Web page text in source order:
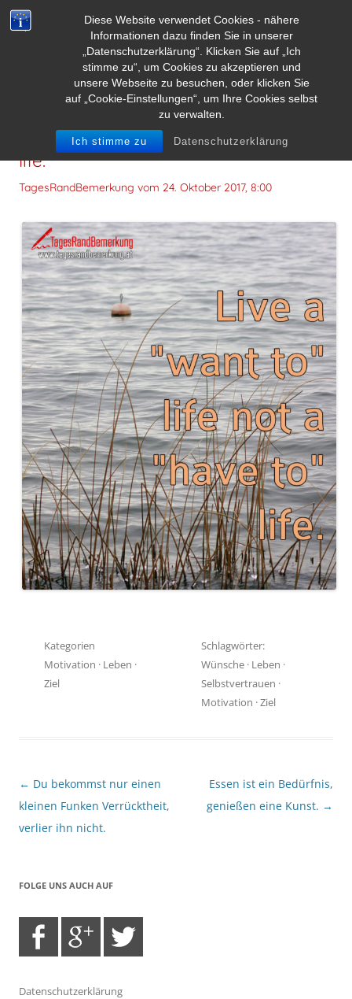
Diese Website verwendet Cookies - nähere
Informationen dazu finden Sie in unserer
„Datenschutzerklärung“. Klicken Sie auf „Ich
stimme zu“, um Cookies zu akzeptieren und
unsere Webseite zu besuchen, oder klicken Sie
auf „Cookie-Einstellungen“, um Ihre Cookies selbst
zu verwalten.
Ich stimme zu Datenschutzerklärung
Live a „want to“ life not a „have to“
life.
TagesRandBemerkung vom 24. Oktober 2017, 8:00
Kategorien
Motivation · Leben ·
Ziel
Schlagwörter:
Wünsche · Leben ·
Selbstvertrauen ·
Motivation ·Ziel
Beitragsnavigation
← Du bekommst nur einen
kleinen Funken Verrücktheit,
verlier ihn nicht.
Essen ist ein Bedürfnis,
genießen eine Kunst. →
FOLGE UNS AUCH AUF
Datenschutzerklärung